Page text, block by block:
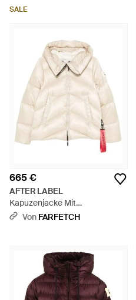
SALE
665 €
AFTER LABEL
Kapuzenjacke Mit
Reißverschluss - Natur
Von FARFETCH